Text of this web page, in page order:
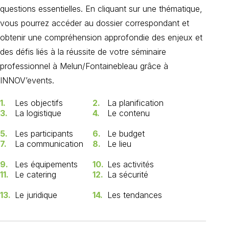
questions essentielles. En cliquant sur une thématique,
vous pourrez accéder au dossier correspondant et
obtenir une compréhension approfondie des enjeux et
des défis liés à la réussite de votre séminaire
professionnel à Melun/Fontainebleau grâce à
INNOV’events.
1. Les objectifs 2.
La planification
3.
La logistique 4.
Le contenu
5.
Les participants 6.
Le budget
7.
La communication 8.
Le lieu
9.
Les équipements 10. Les activités
11.
Le catering 12. La sécurité
13. Le juridique 14. Les tendances